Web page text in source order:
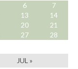
JUL »
6
7
13
14
20
21
27
28